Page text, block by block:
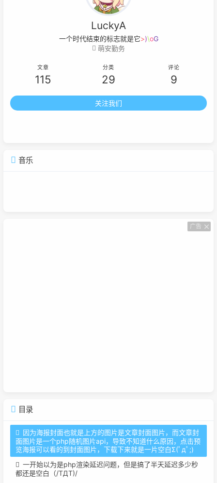
LuckyA
一个时代结束的标志就是它开始被浪1
萌安勤务
文章
115
分类
29
评论
9
关注我们
音乐
广告
目录
因为海报封面也就是上方的图片是文章封面图片，而文章封
面图片是一个php随机图片api，导致不知道什么原因，点击预
览海报可以看的到封面图片，下载下来就是一片空白Σ(ﾟдﾟ;)
一开始以为是php渲染延迟问题，但是搞了半天延迟多少秒
都还是空白（/TДT)/